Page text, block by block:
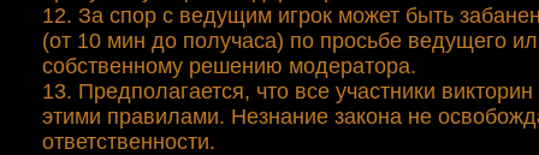
12. За спор с ведущим игрок может быть
(от 10 мин до получаса) по просьбе ведущего
собственному решению модератора.
13. Предполагается, что все участники
этими правилами. Незнание закона не
ответственности.